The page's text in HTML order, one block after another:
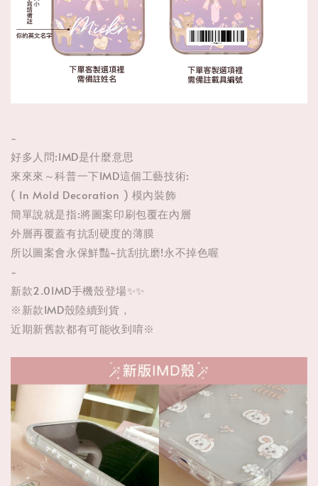
-
好多人問:IMD是什麼意思
來來來～科普一下IMD這個工藝技術:
( In Mold Decoration ) 模內裝飾
簡單說就是指:將圖案印刷包覆在內層
外層再覆蓋有抗刮硬度的薄膜
所以圖案會永保鮮豔~抗刮抗磨!永不掉色喔
-
新款2.0IMD手機殼登場✨✨
※新款IMD殼陸續到貨，
近期新舊款都有可能收到唷※